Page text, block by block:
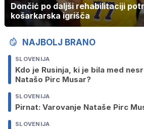
Dončić po daljši rehabilitaciji
košarkarska igrišča
NAJBOLJ BRANO
SLOVENIJA
Kdo je Rusinja, ki je bila med
Natašo Pirc Musar?
SLOVENIJA
Pirnat: Varovanje Nataše Pirc
SLOVENIJA